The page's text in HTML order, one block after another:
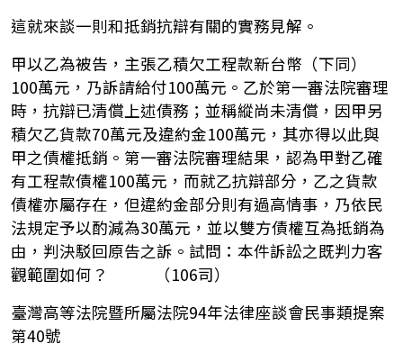
這就來談一則和抵銷抗辯有關的實務見解。
甲以乙為被告，主張乙積欠工程款新台幣（下同）
100萬元，乃訴請給付100萬元。乙於第一審法院審理
時，抗辯已清償上述債務；並稱縱尚未清償，因甲另
積欠乙貨款70萬元及違約金100萬元，其亦得以此與
甲之債權抵銷。第一審法院審理結果，認為甲對乙確
有工程款債權100萬元，而就乙抗辯部分，乙之貨款
債權亦屬存在，但違約金部分則有過高情事，乃依民
法規定予以酌減為30萬元，並以雙方債權互為抵銷為
由，判決駁回原告之訴。試問：本件訴訟之既判力客
觀範圍如何？ （106司）
臺灣高等法院暨所屬法院94年法律座談會民事類提案
第40號